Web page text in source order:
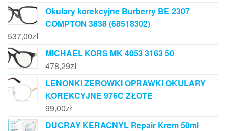
Okulary korekcyjne Burberry BE 2307
COMPTON 3838 (68518302)
537,00zł
MICHAEL KORS MK 4053 3163 50
478,29zł
LENONKI ZEROWKI OPRAWKI OKULARY
KOREKCYJNE 976C ZŁOTE
99,00zł
DUCRAY KERACNYL Repair Krem 50ml